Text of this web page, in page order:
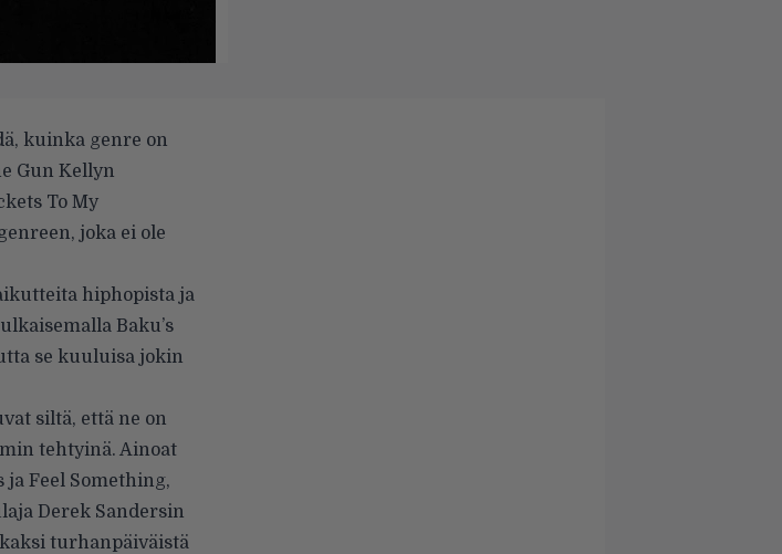
kuinka genre on
Gun Kellyn
To My
joka ei ole
hiphopista ja
Baku’s
se kuuluisa jokin
siltä, että ne on
tehtyinä. Ainoat
ja Feel Something,
Derek Sandersin
turhanpäiväistä